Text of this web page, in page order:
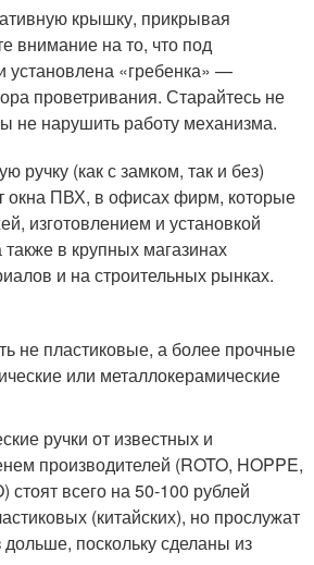
крышку, прикрывая
внимание на то, что под
установлена «гребенка» —
проветривания. Старайтесь не
не нарушить работу механизма.
ручку (как с замком, так и без)
окна ПВХ, в офисах фирм, которые
изготовлением и установкой
в крупных магазинах
и на строительных рынках.
не пластиковые, а более прочные
или металлокерамические
ручки от известных и
производителей (ROTO, HOPPE,
стоят всего на 50-100 рублей
(китайских), но прослужат
поскольку сделаны из